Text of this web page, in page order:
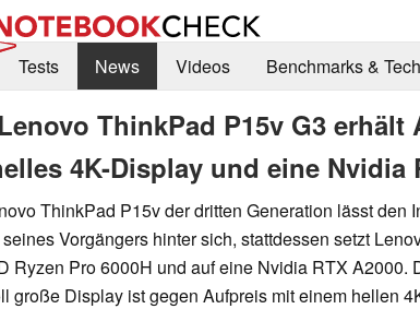
Tests
News Videos Benchmarks & Tech
ThinkPad P15v G3 erhält
4K-Display und eine Nvidia
ThinkPad P15v der dritten Generation lässt den
Vorgängers hinter sich, stattdessen setzt
Ryzen Pro 6000H und auf eine Nvidia RTX A2000.
große Display ist gegen Aufpreis mit einem hellen